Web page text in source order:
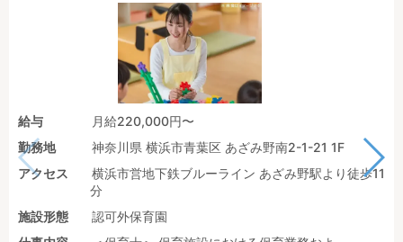
給与
月給220,000円〜
勤務地
神奈川県 横浜市青葉区 あざみ野南2-1-21 1F
アクセス
横浜市営地下鉄ブルーライン あざみ野駅より徒歩11
分
施設形態
認可外保育園